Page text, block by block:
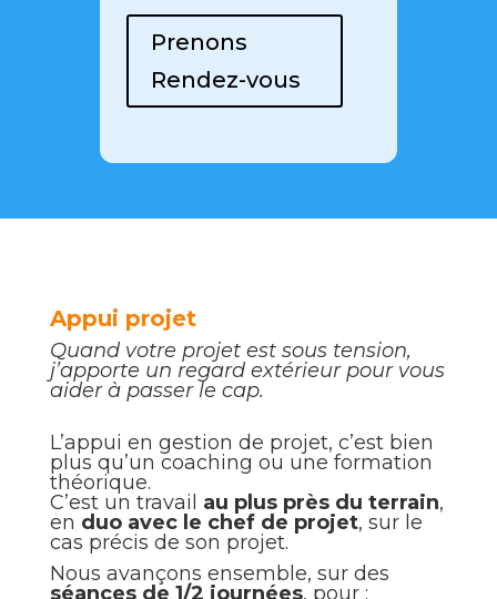
Prenons
Rendez-vous
Appui projet
Quand votre projet est sous tension,
j’apporte un regard extérieur pour vous
aider à passer le cap.
L’appui en gestion de projet, c’est bien
plus qu’un coaching ou une formation
théorique.
C’est un travail au plus près du terrain,
en duo avec le chef de projet, sur le
cas précis de son projet.
Nous avançons ensemble, sur des
séances de 1/2 journées, pour :